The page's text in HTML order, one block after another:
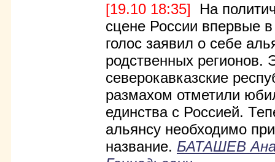
[19.10 18:35] На
сцене России впервые
голос заявил о себе
родственных регионов.
северокавказские
размахом отметили
единства с Россией.
альянсу необходимо
название. БАТАШЕВ